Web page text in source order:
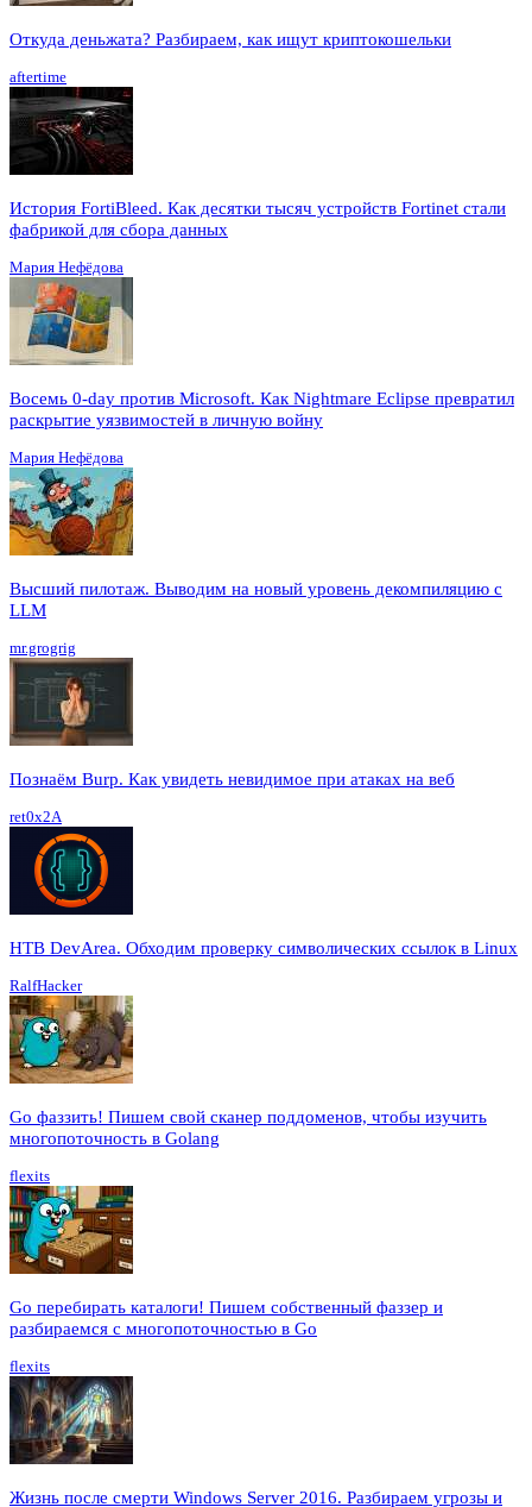
Откуда деньжата? Разбираем, как ищут криптокошельки
aftertime
История FortiBleed. Как десятки тысяч устройств Fortinet стали
фабрикой для сбора данных
Мария Нефёдова
Восемь 0-day против Microsoft. Как Nightmare Eclipse превратил
раскрытие уязвимостей в личную войну
Мария Нефёдова
Высший пилотаж. Выводим на новый уровень декомпиляцию с
LLM
mr.grogrig
Познаём Burp. Как увидеть невидимое при атаках на веб
ret0x2A
HTB DevArea. Обходим проверку символических ссылок в Linux
RalfHacker
Go фаззить! Пишем свой сканер поддоменов, чтобы изучить
многопоточность в Golang
flexits
Go перебирать каталоги! Пишем собственный фаззер и
разбираемся с многопоточностью в Go
flexits
Жизнь после смерти Windows Server 2016. Разбираем угрозы и